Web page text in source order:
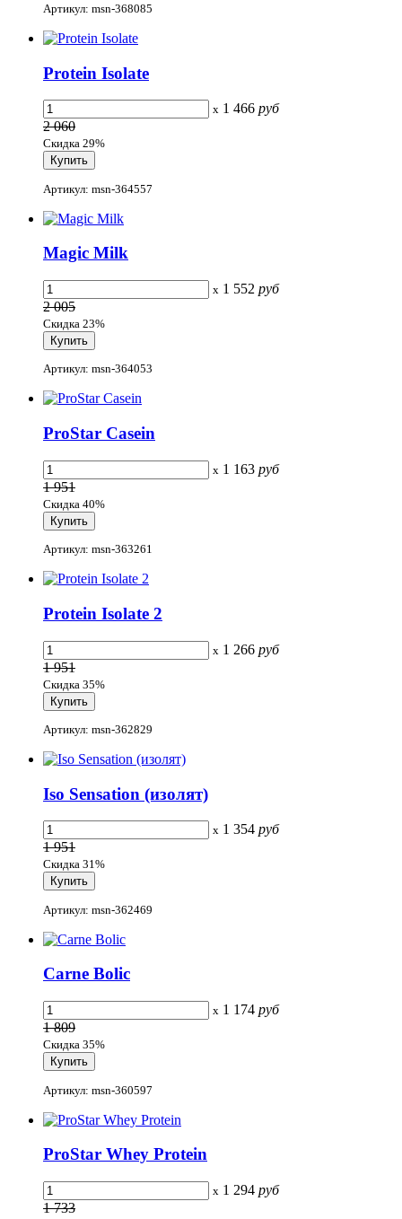
Артикул: msn-368085
Protein Isolate
x 1 466 руб
2 060
Скидка 29%
Артикул: msn-364557
Magic Milk
x 1 552 руб
2 005
Скидка 23%
Артикул: msn-364053
ProStar Casein
x 1 163 руб
1 951
Скидка 40%
Артикул: msn-363261
Protein Isolate 2
x 1 266 руб
1 951
Скидка 35%
Артикул: msn-362829
Iso Sensation (изолят)
x 1 354 руб
1 951
Скидка 31%
Артикул: msn-362469
Carne Bolic
x 1 174 руб
1 809
Скидка 35%
Артикул: msn-360597
ProStar Whey Protein
x 1 294 руб
1 733